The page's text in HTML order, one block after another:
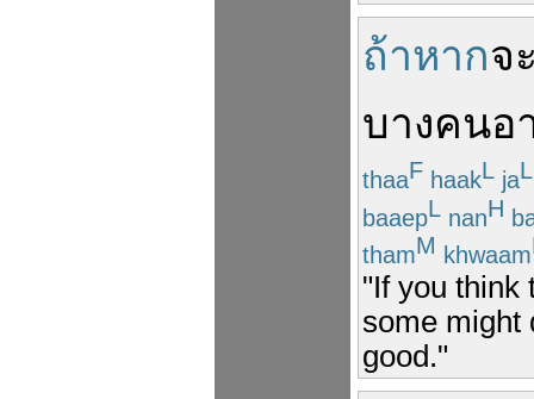
ถ้าหากจ
บางคนอ
thaaF haakL jaL
baaepL nanH
thamM khwaam
"If you think
some might
good."